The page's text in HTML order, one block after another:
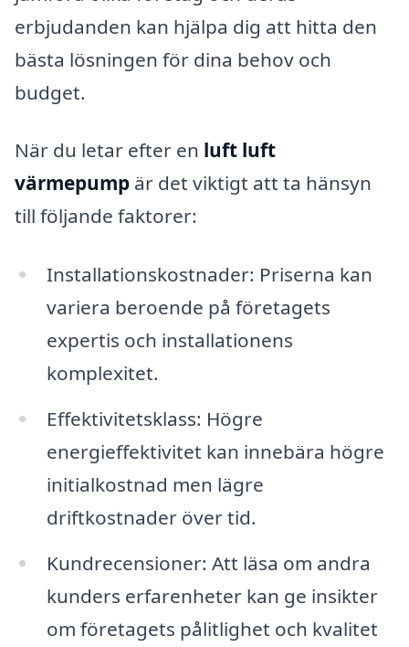
erbjudanden kan hjälpa dig att hitta den
bästa lösningen för dina behov och
budget.
När du letar efter en luft luft
värmepump är det viktigt att ta hänsyn
till följande faktorer:
Installationskostnader: Priserna kan
variera beroende på företagets
expertis och installationens
komplexitet.
Effektivitetsklass: Högre
energieffektivitet kan innebära högre
initialkostnad men lägre
driftkostnader över tid.
Kundrecensioner: Att läsa om andra
kunders erfarenheter kan ge insikter
om företagets pålitlighet och kvalitet